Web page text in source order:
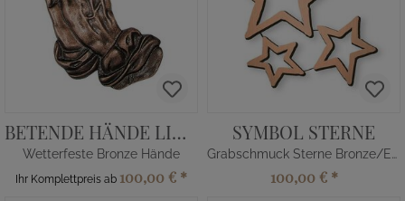
BETENDE HÄNDE LINKS
Wetterfeste Bronze Hände
Ihr Komplettpreis ab 100,00 € *
SYMBOL STERNE
Grabschmuck Sterne Bronze/Edelstahl
100,00 € *